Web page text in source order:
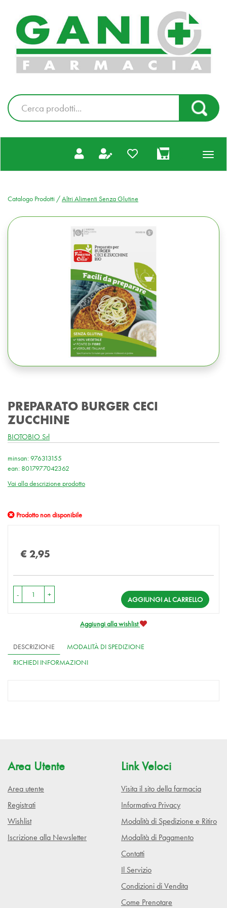
contenuto
principale
Farmacia
Gani
Ordina
online
Cerca
Prodotto
Cerca
prodotti
inseriti
Catalogo Prodotti /Altri Alimenti Senza Glutine
PREPARATO BURGER CECI
ZUCCHINE
BIOTOBIO Srl
minsan: 976313155
ean: 8017977042362
Vai alla descrizione prodotto
Prodotto non disponibile
€ 2,95
- +
AGGIUNGI AL CARRELLO
Aggiungi alla wishlist
DESCRIZIONE
MODALITÀ DI SPEDIZIONE
RICHIEDI INFORMAZIONI
Area Utente
Area utente
Registrati
Wishlist
Iscrizione alla Newsletter
Link Veloci
Visita il sito della farmacia
Informativa Privacy
Modalità di Spedizione e Ritiro
Modalità di Pagamento
Contatti
Il Servizio
Condizioni di Vendita
Come Prenotare